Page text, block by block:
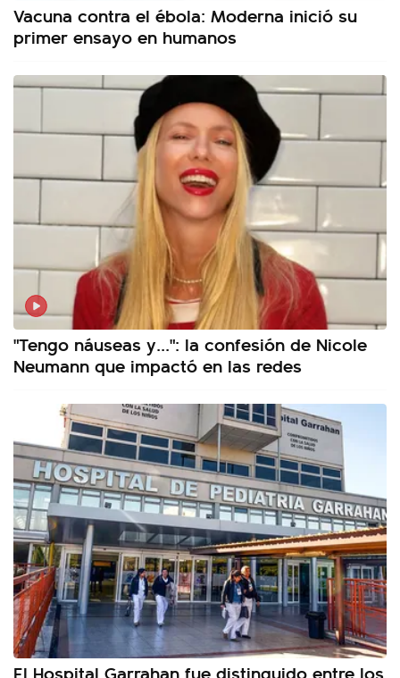
Vacuna contra el ébola: Moderna inició su
primer ensayo en humanos
"Tengo náuseas y...": la confesión de Nicole
Neumann que impactó en las redes
El Hospital Garrahan fue distinguido entre los